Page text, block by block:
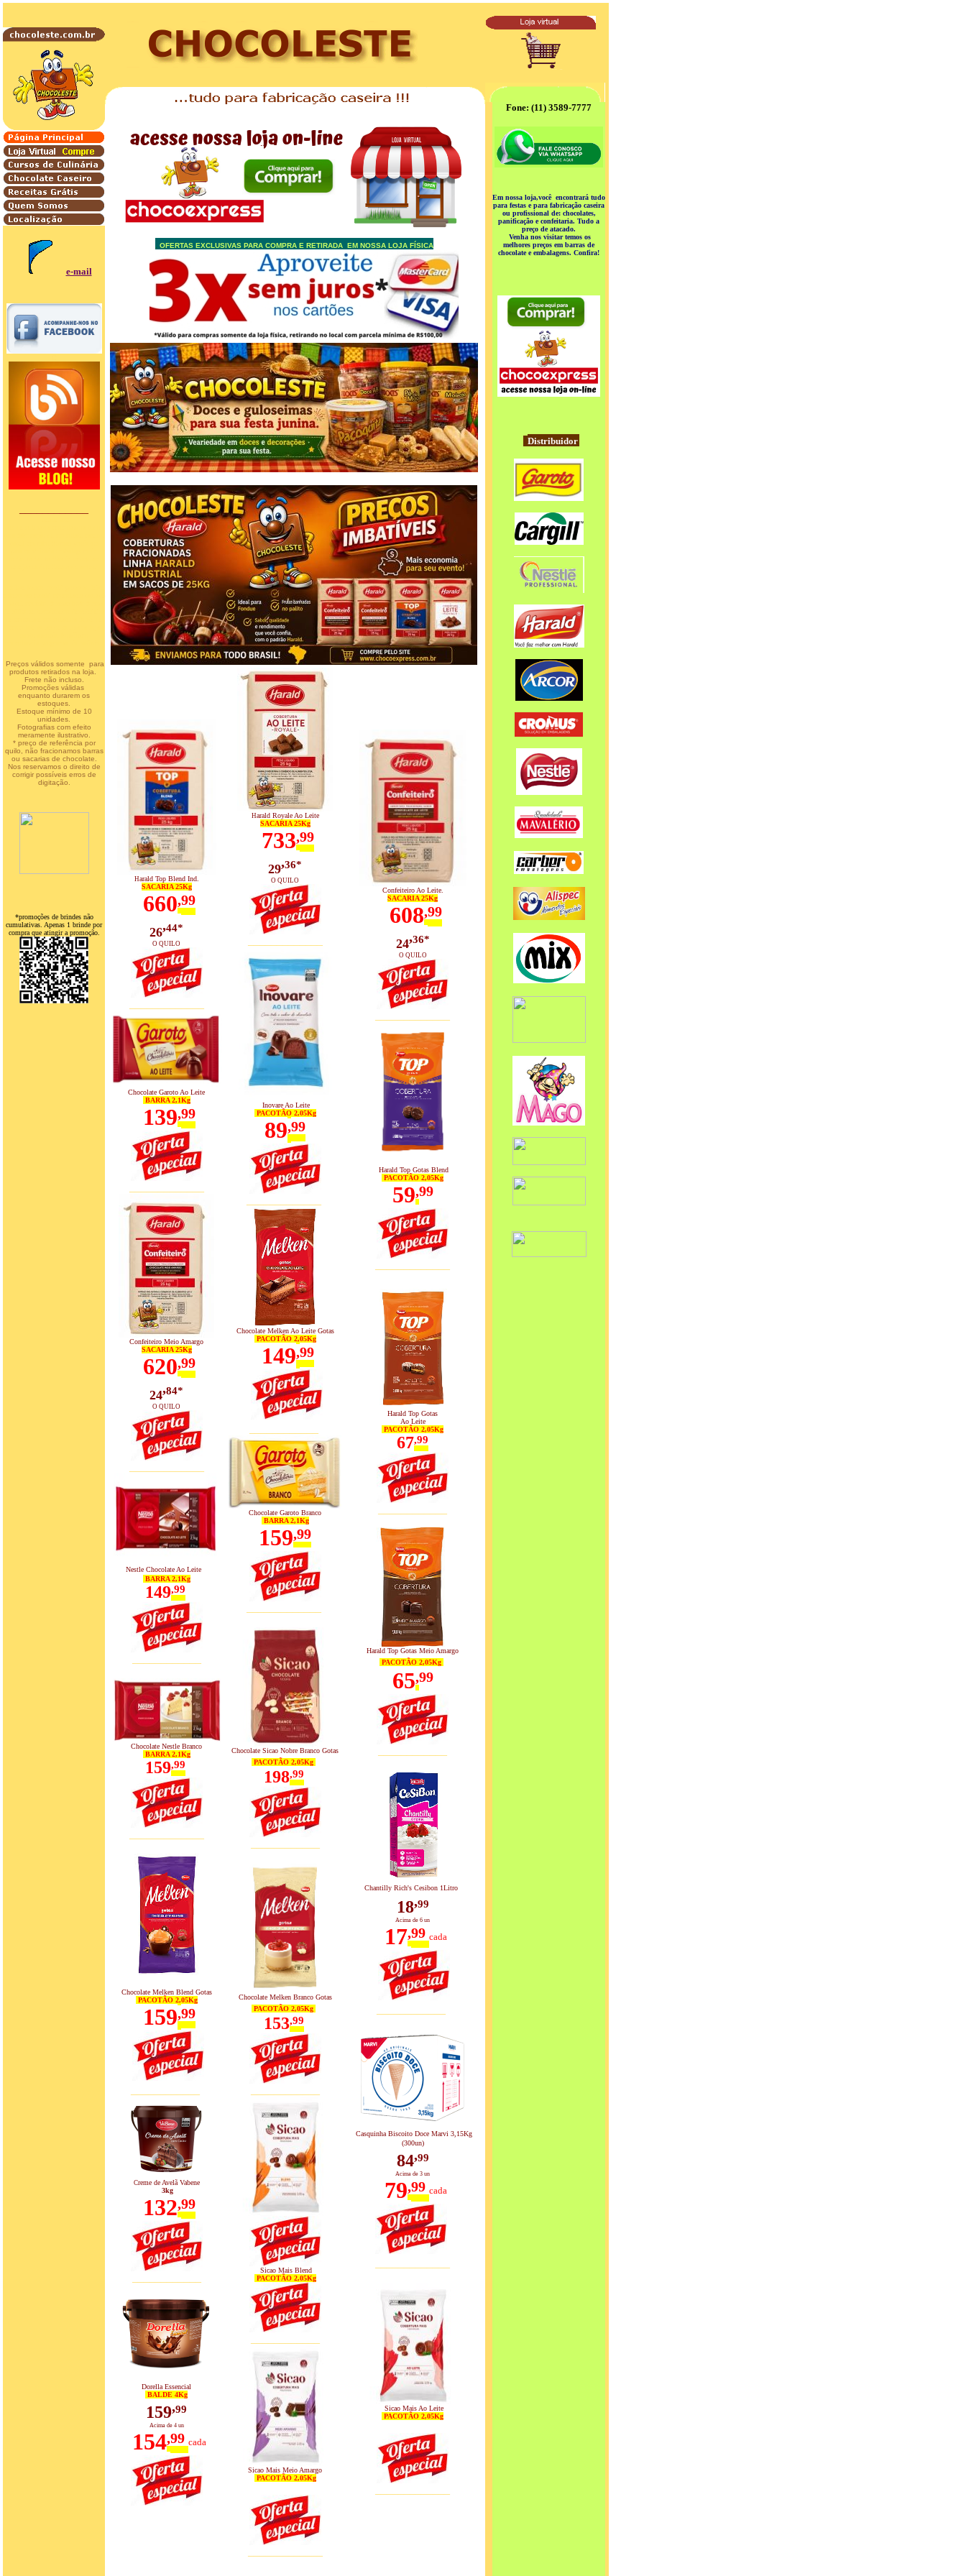
e-mail
Preços válidos somente para
produtos retirados na loja.
Frete não incluso.
Promoções válidas
enquanto durarem os
estoques.
Estoque mínimo de 10
unidades.
Fotografias com efeito
meramente ilustrativo.
* preço de referência por
quilo, não fracionamos barras
ou sacarias de chocolate.
Nos reservamos o direito de
corrigir possíveis erros de
digitação.
*promoções de brindes não
cumulativas. Apenas 1 brinde por
compra que atingir a promoção.
OFERTAS EXCLUSIVAS PARA COMPRA E RETIRADA EM NOSSA LOJA FÍSICA
Harald Top Blend Ind.
SACARIA 25Kg
660,99
26,44*
O QUILO
Chocolate Garoto Ao Leite
BARRA 2,1Kg
139,99
Confeiteiro Meio Amargo
SACARIA 25Kg
620,99
24,84*
O QUILO
Nestle Chocolate Ao Leite
BARRA 2,1Kg
149,99
Chocolate Nestle Branco
BARRA 2,1Kg
159,99
Chocolate Melken Blend Gotas
PACOTÃO 2,05Kg
159,99
Creme de Avelã Vabene
3kg
132,99
Dorella Essencial
BALDE 4Kg
159,99
Acima de 4 un
154,99 cada
Harald Royale Ao Leite
SACARIA 25Kg
733,99
29,36*
O QUILO
Inovare Ao Leite
PACOTÃO 2,05Kg
89,99
Chocolate Melken Ao Leite Gotas
PACOTÃO 2,05Kg
149,99
Chocolate Garoto Branco
BARRA 2,1Kg
159,99
Chocolate Sicao Nobre Branco Gotas
PACOTÃO 2,05Kg
198,99
Chocolate Melken Branco Gotas
PACOTÃO 2,05Kg
153,99
Sicao Mais Blend
PACOTÃO 2,05Kg
Sicao Mais Meio Amargo
PACOTÃO 2,05Kg
Confeiteiro Ao Leite.
SACARIA 25Kg
608,99
24,36*
O QUILO
Harald Top Gotas Blend
PACOTÃO 2,05Kg
59,99
Harald Top Gotas
Ao Leite
PACOTÃO 2,05Kg
67,99
Harald Top Gotas Meio Amargo
PACOTÃO 2,05Kg
65,99
Chantilly Rich's Cesibon 1Litro
18,99
Acima de 6 un
17,99 cada
Casquinha Biscoito Doce Marvi 3,15Kg
(300un)
84,99
Acima de 3 un
79,99 cada
Sicao Mais Ao Leite
PACOTÃO 2,05Kg
Fone: (11) 3589-7777
Em nossa loja,você encontrará tudo
para festas e para fabricação caseira
ou profissional de: chocolates,
panificação e confeitaria. Tudo a
preço de atacado.
Venha nos visitar temos os
melhores preços em barras de
chocolate e embalagens. Confira!
Distribuidor.